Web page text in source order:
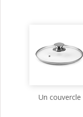
Un couvercle